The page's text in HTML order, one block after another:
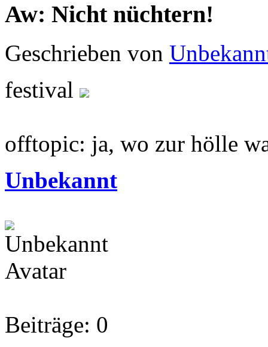
Aw: Nicht nüchtern!
Geschrieben von
festival
offtopic: ja, wo zur hölle
Unbekannt
Beiträge: 0